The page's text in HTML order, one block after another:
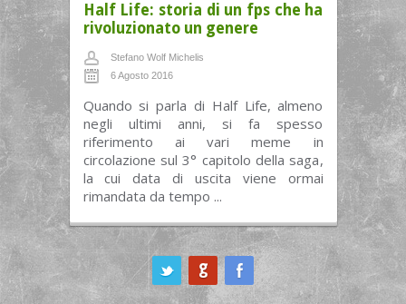
Half Life: storia di un fps che ha
rivoluzionato un genere
Stefano Wolf Michelis
6 Agosto 2016
Quando si parla di Half Life, almeno
negli ultimi anni, si fa spesso
riferimento ai vari meme in
circolazione sul 3° capitolo della saga,
la cui data di uscita viene ormai
rimandata da tempo ...